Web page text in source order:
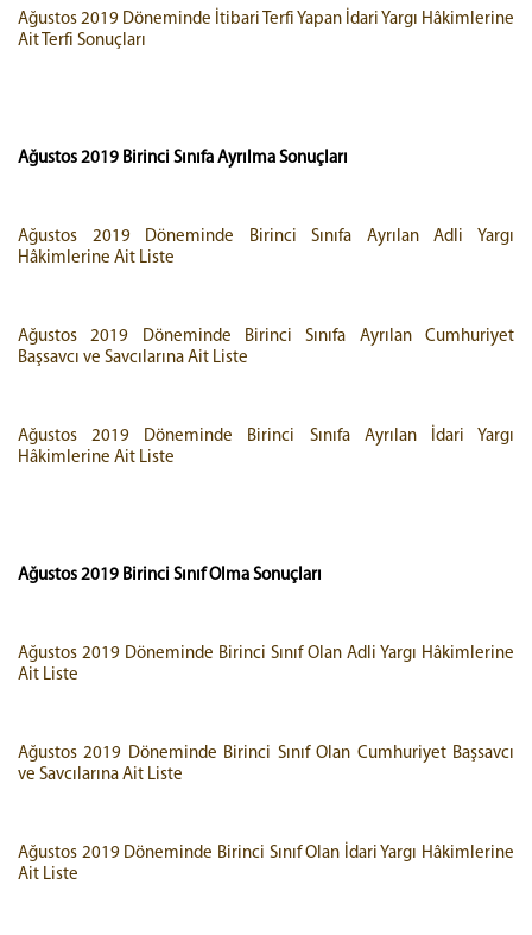
Ağustos 2019 Döneminde İtibari Terfi Yapan İdari Yargı Hâkimlerine
Ait Terfi Sonuçları
Ağustos 2019 Birinci Sınıfa Ayrılma Sonuçları
Ağustos 2019 Döneminde Birinci Sınıfa Ayrılan Adli Yargı
Hâkimlerine Ait Liste
Ağustos 2019 Döneminde Birinci Sınıfa Ayrılan Cumhuriyet
Başsavcı ve Savcılarına Ait Liste
Ağustos 2019 Döneminde Birinci Sınıfa Ayrılan İdari Yargı
Hâkimlerine Ait Liste
Ağustos 2019 Birinci Sınıf Olma Sonuçları
Ağustos 2019 Döneminde Birinci Sınıf Olan Adli Yargı Hâkimlerine
Ait Liste
Ağustos 2019 Döneminde Birinci Sınıf Olan Cumhuriyet Başsavcı
ve Savcılarına Ait Liste
Ağustos 2019 Döneminde Birinci Sınıf Olan İdari Yargı Hâkimlerine
Ait Liste